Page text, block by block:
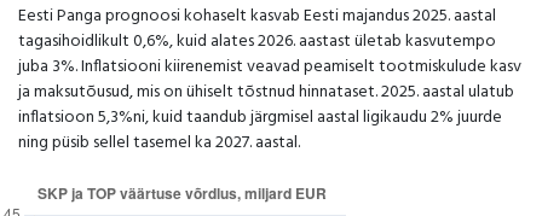
Eesti Panga prognoosi kohaselt kasvab Eesti majandus 2025. aastal
tagasihoidlikult 0,6%, kuid alates 2026. aastast ületab kasvutempo
juba 3%. Inflatsiooni kiirenemist veavad peamiselt tootmiskulude kasv
ja maksutõusud, mis on ühiselt tõstnud hinnataset. 2025. aastal ulatub
inflatsioon 5,3%ni, kuid taandub järgmisel aastal ligikaudu 2% juurde
ning püsib sellel tasemel ka 2027. aastal.